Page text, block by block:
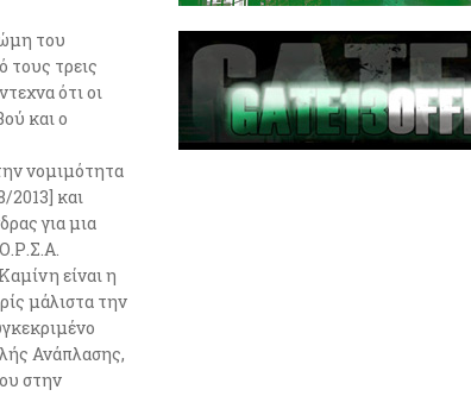
του
τους τρεις
ότι οι
και ο
νομιμότητα
2013] και
για μια
είναι η
μάλιστα την
Ανάπλασης,
στην